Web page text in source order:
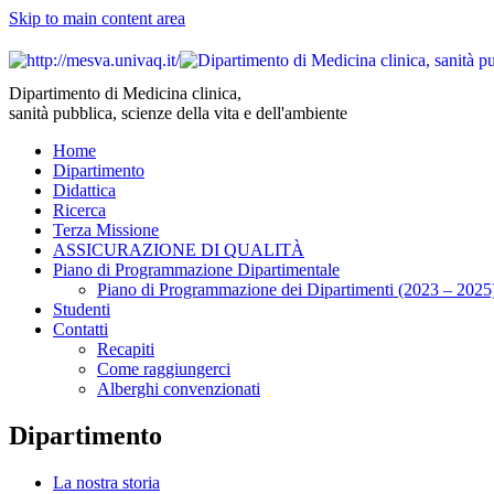
Skip to main content area
Dipartimento di Medicina clinica,
sanità pubblica, scienze della vita e dell'ambiente
Home
Dipartimento
Didattica
Ricerca
Terza Missione
ASSICURAZIONE DI QUALITÀ
Piano di Programmazione Dipartimentale
Piano di Programmazione dei Dipartimenti (2023 –
Studenti
Contatti
Recapiti
Come raggiungerci
Alberghi convenzionati
Dipartimento
La nostra storia